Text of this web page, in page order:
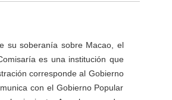
su soberanía sobre Macao, el
es una institución que
corresponde al Gobierno
con el Gobierno Popular